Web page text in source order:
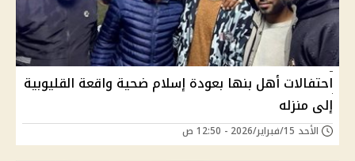
احتفالات أهل بنها بعودة إسلام ضحية واقعة القليوبية
إلى منزله
الأحد 15/فبراير/2026 - 12:50 ص